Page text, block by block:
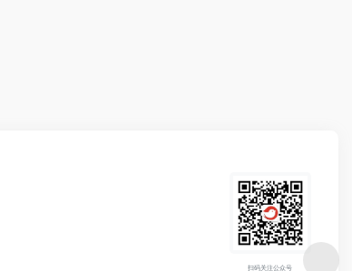
扫码关注公众号